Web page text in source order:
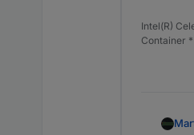
Intel(R)
Container